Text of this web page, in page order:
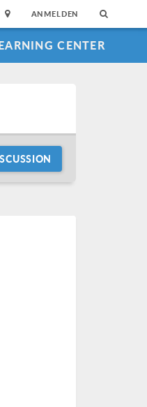
ANMELDEN
CENTER